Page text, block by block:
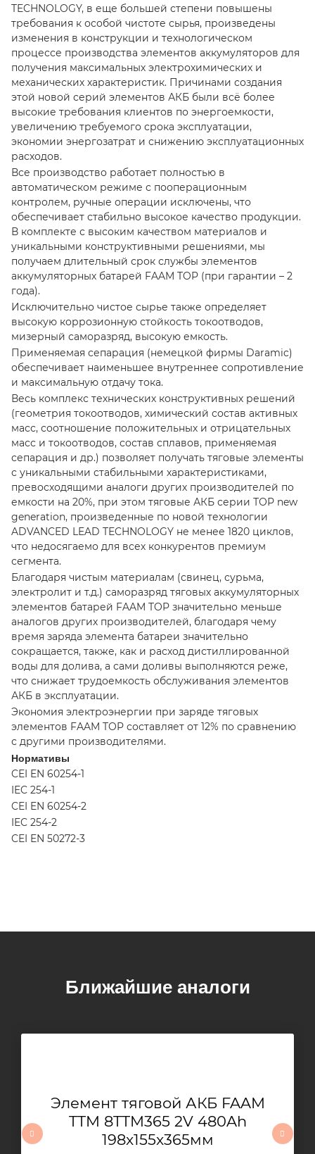
TECHNOLOGY, в еще большей степени повышены
требования к особой чистоте сырья, произведены
изменения в конструкции и технологическом
процессе производства элементов аккумуляторов для
получения максимальных электрохимических и
механических характеристик. Причинами создания
этой новой серий элементов АКБ были всё более
высокие требования клиентов по энергоемкости,
увеличению требуемого срока эксплуатации,
экономии энергозатрат и снижению эксплуатационных
расходов.
Все производство работает полностью в
автоматическом режиме с пооперационным
контролем, ручные операции исключены, что
обеспечивает стабильно высокое качество продукции.
В комплекте с высоким качеством материалов и
уникальными конструктивными решениями, мы
получаем длительный срок службы элементов
аккумуляторных батарей FAAM TOP (при гарантии – 2
года).
Исключительно чистое сырье также определяет
высокую коррозионную стойкость токоотводов,
мизерный саморазряд, высокую емкость.
Применяемая сепарация (немецкой фирмы Daramic)
обеспечивает наименьшее внутреннее сопротивление
и максимальную отдачу тока.
Весь комплекс технических конструктивных решений
(геометрия токоотводов, химический состав активных
масс, соотношение положительных и отрицательных
масс и токоотводов, состав сплавов, применяемая
сепарация и др.) позволяет получать тяговые элементы
с уникальными стабильными характеристиками,
превосходящими аналоги других производителей по
емкости на 20%, при этом тяговые АКБ серии ТОР new
generation, произведенные по новой технологии
ADVANCED LEAD TECHNOLOGY не менее 1820 циклов,
что недосягаемо для всех конкурентов премиум
сегмента.
Благодаря чистым материалам (свинец, сурьма,
электролит и т.д.) саморазряд тяговых аккумуляторных
элементов батарей FAAM TOP значительно меньше
аналогов других производителей, благодаря чему
время заряда элемента батареи значительно
сокращается, также, как и расход дистиллированной
воды для долива, а сами доливы выполняются реже,
что снижает трудоемкость обслуживания элементов
АКБ в эксплуатации.
Экономия электроэнергии при заряде тяговых
элементов FAAM TOP составляет от 12% по сравнению
с другими производителями.
Нормативы
CEI EN 60254-1
IEC 254-1
CEI EN 60254-2
IEC 254-2
CEI EN 50272-3
Ближайшие аналоги
Элемент тяговой АКБ FAAM
TTM 8TTM365 2V 480Ah
198x155x365мм